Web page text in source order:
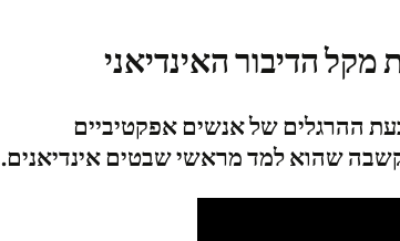
הדיבור האינדיאני
ההרגלים של אנשים אפקטיביים
שהוא למד מראשי שבטים אינדיאנים.